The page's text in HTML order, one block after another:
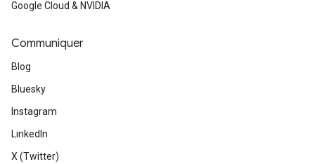
Google Cloud & NVIDIA
Communiquer
Blog
Bluesky
Instagram
LinkedIn
X (Twitter)